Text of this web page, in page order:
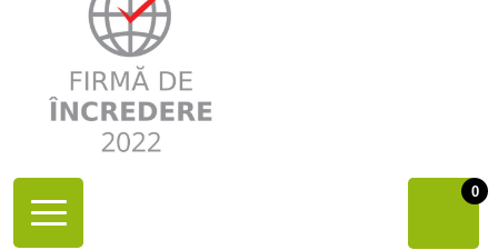
0